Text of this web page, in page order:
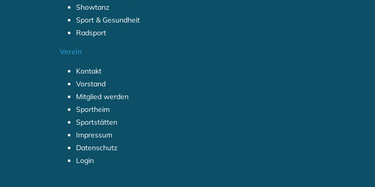
Showtanz
Sport & Gesundheit
Radsport
Verein
Kontakt
Vorstand
Mitglied werden
Sportheim
Sportstätten
Impressum
Datenschutz
Login